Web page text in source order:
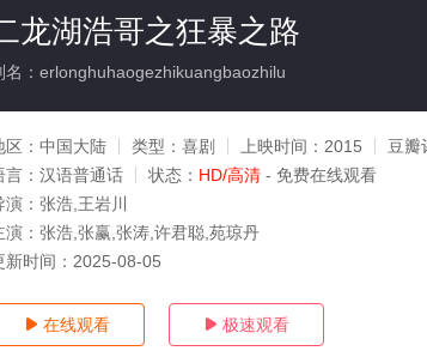
龙湖浩哥之狂暴之路
名：erlonghuhaogezhikuangbaozhilu
区： 中国大陆 类型： 喜剧 上映时间： 2015 豆瓣
言： 汉语普通话 状态： HD/高清 - 免费在线观看
演： 张浩,王岩川
演： 张浩,张赢,张涛,许君聪,苑琼丹
新时间： 2025-08-05
 在线观看  极速观看